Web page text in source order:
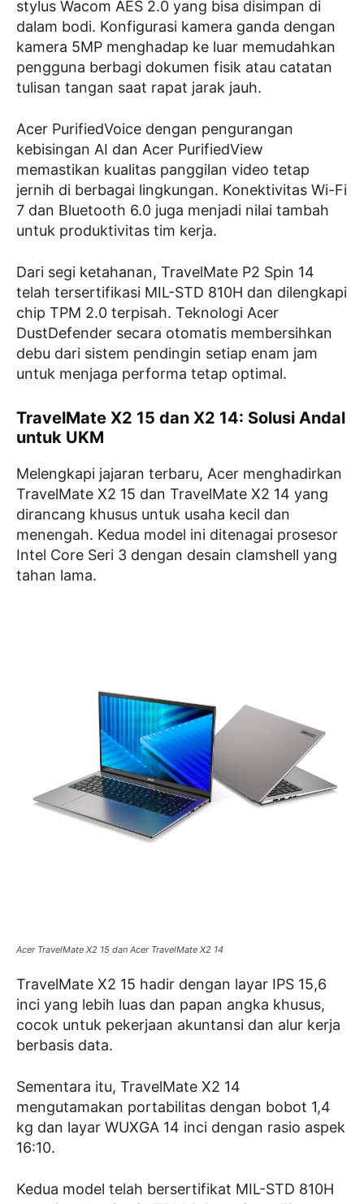
stylus Wacom AES 2.0 yang bisa disimpan di
dalam bodi. Konfigurasi kamera ganda dengan
kamera 5MP menghadap ke luar memudahkan
pengguna berbagi dokumen fisik atau catatan
tulisan tangan saat rapat jarak jauh.
Acer PurifiedVoice dengan pengurangan
kebisingan AI dan Acer PurifiedView
memastikan kualitas panggilan video tetap
jernih di berbagai lingkungan. Konektivitas Wi-Fi
7 dan Bluetooth 6.0 juga menjadi nilai tambah
untuk produktivitas tim kerja.
Dari segi ketahanan, TravelMate P2 Spin 14
telah tersertifikasi MIL-STD 810H dan dilengkapi
chip TPM 2.0 terpisah. Teknologi Acer
DustDefender secara otomatis membersihkan
debu dari sistem pendingin setiap enam jam
untuk menjaga performa tetap optimal.
TravelMate X2 15 dan X2 14: Solusi Andal
untuk UKM
Melengkapi jajaran terbaru, Acer menghadirkan
TravelMate X2 15 dan TravelMate X2 14 yang
dirancang khusus untuk usaha kecil dan
menengah. Kedua model ini ditenagai prosesor
Intel Core Seri 3 dengan desain clamshell yang
tahan lama.
Acer TravelMate X2 15 dan Acer TravelMate X2 14
TravelMate X2 15 hadir dengan layar IPS 15,6
inci yang lebih luas dan papan angka khusus,
cocok untuk pekerjaan akuntansi dan alur kerja
berbasis data.
Sementara itu, TravelMate X2 14
mengutamakan portabilitas dengan bobot 1,4
kg dan layar WUXGA 14 inci dengan rasio aspek
16:10.
Kedua model telah bersertifikat MIL-STD 810H